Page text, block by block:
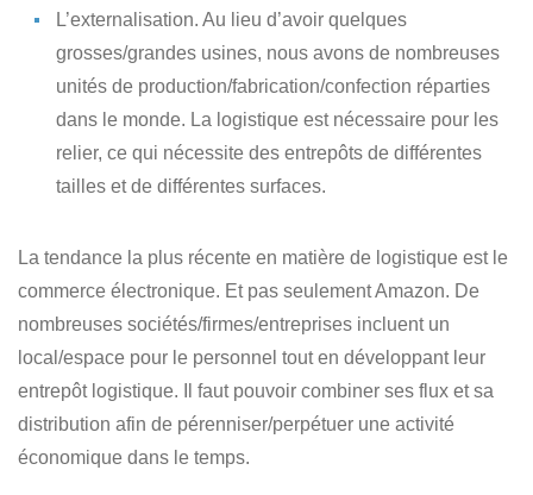
L’externalisation. Au lieu d’avoir quelques
grosses/grandes usines, nous avons de nombreuses
unités de production/fabrication/confection réparties
dans le monde. La logistique est nécessaire pour les
relier, ce qui nécessite des entrepôts de différentes
tailles et de différentes surfaces.
La tendance la plus récente en matière de logistique est le
commerce électronique. Et pas seulement Amazon. De
nombreuses sociétés/firmes/entreprises incluent un
local/espace pour le personnel tout en développant leur
entrepôt logistique. Il faut pouvoir combiner ses flux et sa
distribution afin de pérenniser/perpétuer une activité
économique dans le temps.